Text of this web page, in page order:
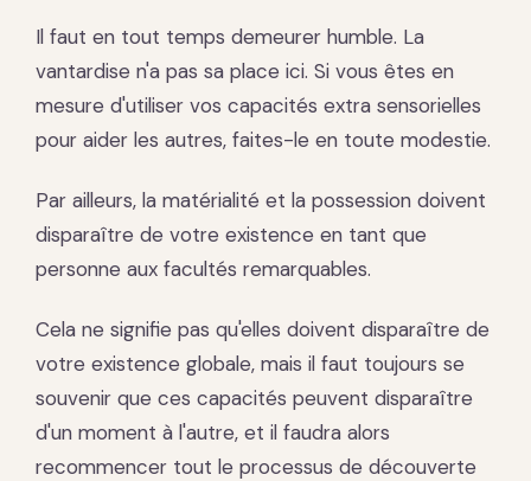
Il faut en tout temps demeurer humble. La
vantardise n'a pas sa place ici. Si vous êtes en
mesure d'utiliser vos capacités extra sensorielles
pour aider les autres, faites-le en toute modestie.
Par ailleurs, la matérialité et la possession doivent
disparaître de votre existence en tant que
personne aux facultés remarquables.
Cela ne signifie pas qu'elles doivent disparaître de
votre existence globale, mais il faut toujours se
souvenir que ces capacités peuvent disparaître
d'un moment à l'autre, et il faudra alors
recommencer tout le processus de découverte